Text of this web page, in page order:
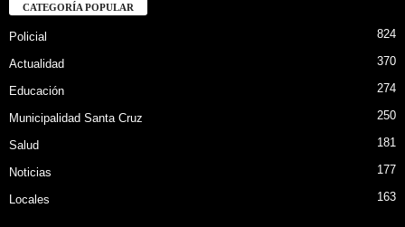
CATEGORÍA POPULAR
Policial 824
Actualidad 370
Educación 274
Municipalidad Santa Cruz 250
Salud 181
Noticias 177
Locales 163